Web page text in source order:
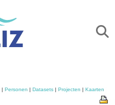
| Personen | Datasets| Projecten | Kaarten